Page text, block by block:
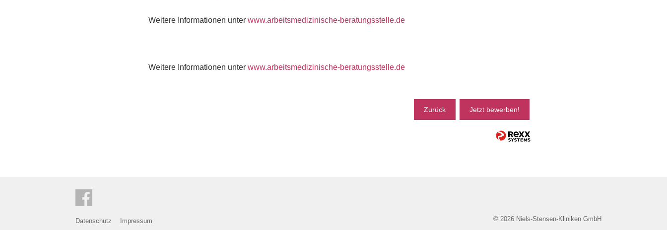
Weitere Informationen unter www.arbeitsmedizinische-beratungsstelle.de
Weitere Informationen unter www.arbeitsmedizinische-beratungsstelle.de
Zurück Jetzt bewerben!
© 2026 Niels-Stensen-Kliniken GmbH
Datenschutz Impressum